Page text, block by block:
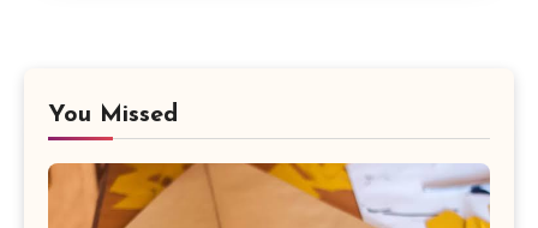
You Missed